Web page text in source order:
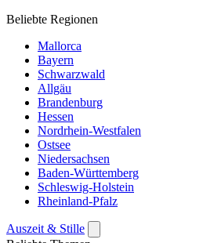
Beliebte Regionen
Mallorca
Bayern
Schwarzwald
Allgäu
Brandenburg
Hessen
Nordrhein-Westfalen
Ostsee
Niedersachsen
Baden-Württemberg
Schleswig-Holstein
Rheinland-Pfalz
Auszeit & Stille